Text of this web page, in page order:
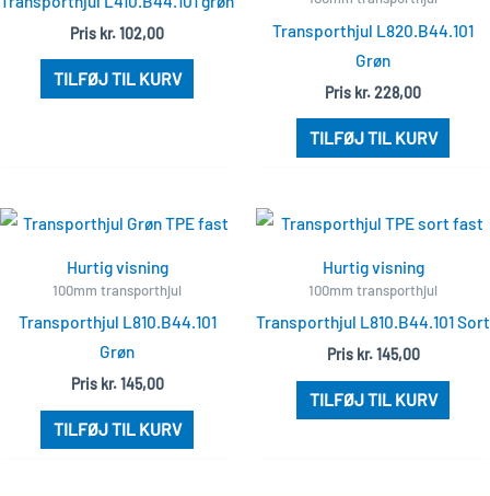
Pris kr.102,00
TILFØJ TIL KURV
Transporthjul L820.B44.101
Grøn
Pris kr.228,00
TILFØJ TIL KURV
Hurtig visning
100mm transporthjul
Transporthjul L810.B44.101
Grøn
Pris kr.145,00
TILFØJ TIL KURV
Hurtig visning
100mm transporthjul
Transporthjul L810.B44.101 Sort
Pris kr.145,00
TILFØJ TIL KURV